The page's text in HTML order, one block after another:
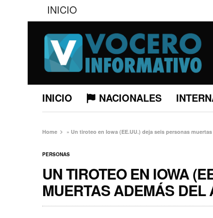
INICIO
INICIO NACIONALES
Home » Un tiroteo en Iowa (EE.UU.) deja seis personas
PERSONAS
UN TIROTEO EN IOWA
MUERTAS ADEMÁS DEL